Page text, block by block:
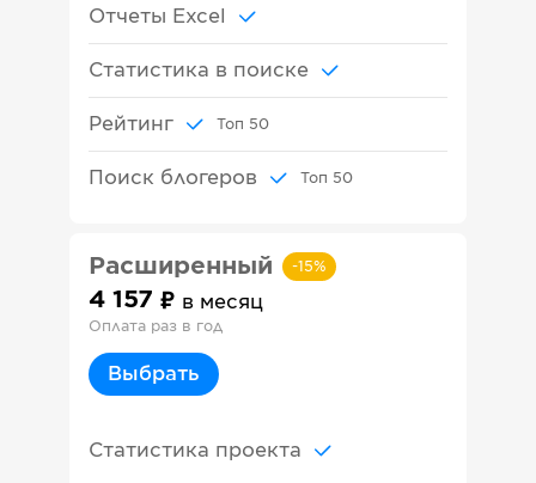
Отчеты Excel
Статистика в поиске
Рейтинг Топ 50
Поиск блогеров Топ 50
Расширенный -15%
4 157 в месяц
Оплата раз в год
Выбрать
Статистика проекта